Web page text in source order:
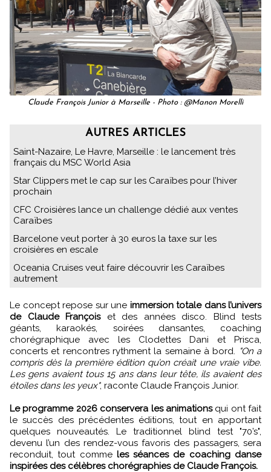
Claude François Junior à Marseille - Photo : @Manon Morelli
AUTRES ARTICLES
Saint-Nazaire, Le Havre, Marseille : le lancement très
français du MSC World Asia
Star Clippers met le cap sur les Caraïbes pour l’hiver
prochain
CFC Croisières lance un challenge dédié aux ventes
Caraïbes
Barcelone veut porter à 30 euros la taxe sur les
croisières en escale
Oceania Cruises veut faire découvrir les Caraïbes
autrement
Le concept repose sur une immersion totale dans l’univers
de Claude Françoiset des années disco. Blind tests
géants, karaokés, soirées dansantes, coaching
chorégraphique avec les Clodettes Dani et Prisca,
concerts et rencontres rythment la semaine à bord.
"On a
compris dès la première édition qu’on créait une vraie vibe.
Les gens avaient tous 15 ans dans leur tête, ils avaient des
étoiles dans les yeux", raconte Claude François Junior.
Le programme 2026 conservera les animationsqui ont fait
le succès des précédentes éditions, tout en apportant
quelques nouveautés. Le traditionnel blind test "70’s",
devenu l’un des rendez-vous favoris des passagers, sera
reconduit, tout comme les séances de coaching danse
inspirées des célèbres chorégraphies de Claude François.